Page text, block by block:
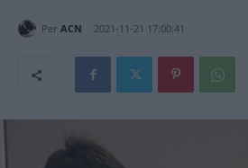
Per ACN 2021-11-21 17:00:41